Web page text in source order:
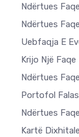
Ndërtues
Ndërtues
Uebfaqja E
Krijo Një
Ndërtues
Portofol
Ndërtues
Kartë Dixhitale